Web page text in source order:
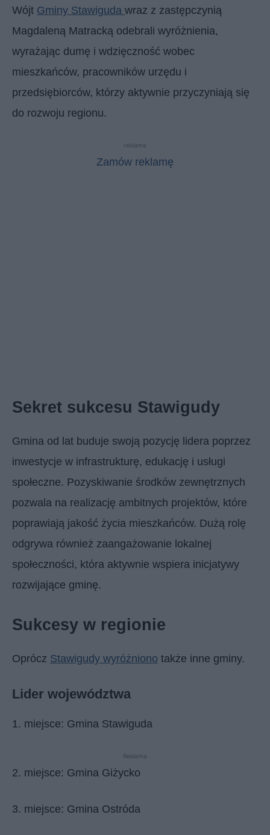
Wójt Gminy Stawiguda wraz z zastępczynią
Magdaleną Matracką odebrali wyróżnienia,
wyrażając dumę i wdzięczność wobec
mieszkańców, pracowników urzędu i
przedsiębiorców, którzy aktywnie przyczyniają się
do rozwoju regionu.
reklama
Zamów reklamę
Sekret sukcesu Stawigudy
Gmina od lat buduje swoją pozycję lidera poprzez
inwestycje w infrastrukturę, edukację i usługi
społeczne. Pozyskiwanie środków zewnętrznych
pozwala na realizację ambitnych projektów, które
poprawiają jakość życia mieszkańców. Dużą rolę
odgrywa również zaangażowanie lokalnej
społeczności, która aktywnie wspiera inicjatywy
rozwijające gminę.
Sukcesy w regionie
Oprócz Stawigudy wyróżniono także inne gminy.
Lider województwa
1. miejsce: Gmina Stawiguda
Reklama
2. miejsce: Gmina Giżycko
3. miejsce: Gmina Ostróda